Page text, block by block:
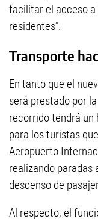
facilitar el acceso a
residentes”.
Transporte
En tanto que el
será prestado por
recorrido tendrá un
para los turistas
Aeropuerto
realizando
descenso de
Al respecto, el